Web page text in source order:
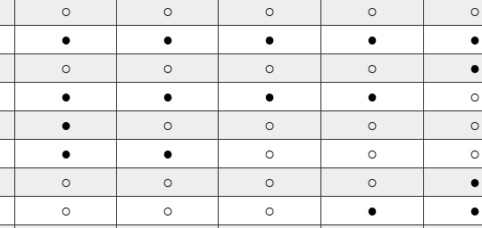
○ ○ ○ ○ ○
● ● ● ● ●
○ ○ ○ ○ ●
● ● ● ● ○
● ○ ○ ○ ○
● ● ○ ○ ○
○ ○ ○ ○ ●
○ ○ ○ ● ●